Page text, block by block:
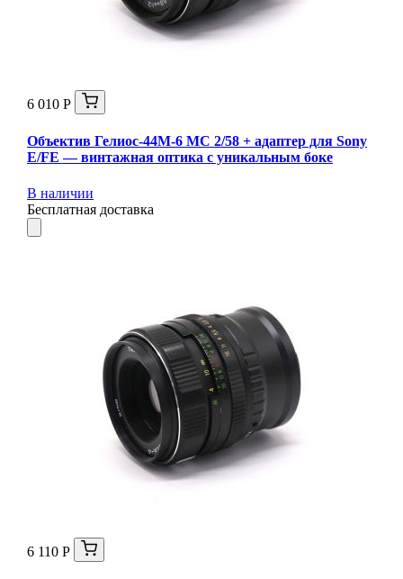
6 010 Р
Объектив Гелиос-44М-6 МС 2/58 + адаптер для Sony
E/FE — винтажная оптика с уникальным боке
В наличии
Бесплатная доставка
6 110 Р